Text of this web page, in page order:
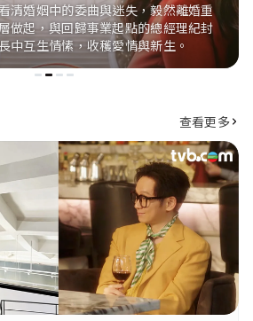
清婚姻中的委曲與迷失，毅然離婚重
做起，與回歸事業起點的總經理紀封
中互生情愫，收穫愛情與新生。
查看更多